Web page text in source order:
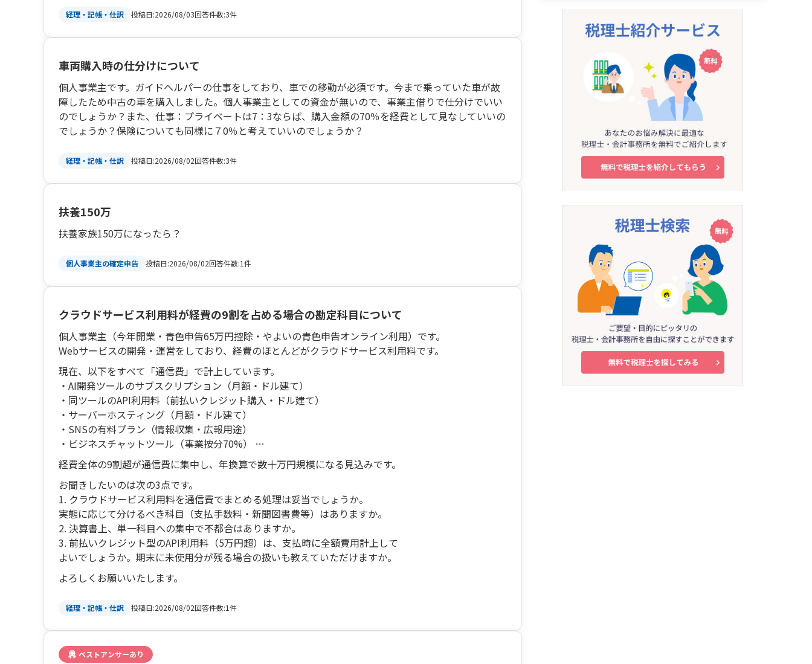
経理・記帳・仕訳 投稿日:2026/08/03回答件数:3件
車両購入時の仕分けについて
個人事業主です。ガイドヘルパーの仕事をしており、車での移動が必須です。今まで乗っていた車が故
障したため中古の車を購入しました。個人事業主としての資金が無いので、事業主借りで仕分けでいい
のでしょうか？また、仕事：プライベートは7：3ならば、購入金額の70％を経費として見なしていいの
でしょうか？保険についても同様に７0％と考えていいのでしょうか？
経理・記帳・仕訳 投稿日:2026/08/02回答件数:3件
扶養150万
扶養家族150万になったら？
個人事業主の確定申告 投稿日:2026/08/02回答件数:1件
クラウドサービス利用料が経費の9割を占める場合の勘定科目について
個人事業主（今年開業・青色申告65万円控除・やよいの青色申告オンライン利用）です。
Webサービスの開発・運営をしており、経費のほとんどがクラウドサービス利用料です。
現在、以下をすべて「通信費」で計上しています。
・AI開発ツールのサブスクリプション（月額・ドル建て）
・同ツールのAPI利用料（前払いクレジット購入・ドル建て）
・サーバーホスティング（月額・ドル建て）
・SNSの有料プラン（情報収集・広報用途）
・ビジネスチャットツール（事業按分70%）
・メールサービス、ドメイン（年額）
経費全体の9割超が通信費に集中し、年換算で数十万円規模になる見込みです。
お聞きしたいのは次の3点です。
1. クラウドサービス利用料を通信費でまとめる処理は妥当でしょうか。
実態に応じて分けるべき科目（支払手数料・新聞図書費等）はありますか。
2. 決算書上、単一科目への集中で不都合はありますか。
3. 前払いクレジット型のAPI利用料（5万円超）は、支払時に全額費用計上して
よいでしょうか。期末に未使用分が残る場合の扱いも教えていただけますか。
よろしくお願いいたします。
経理・記帳・仕訳 投稿日:2026/08/02回答件数:1件
ベストアンサーあり